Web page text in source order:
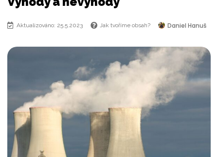
Aktualizováno: 25.5.2023 Jak tvoříme obsah? Daniel Hanuš